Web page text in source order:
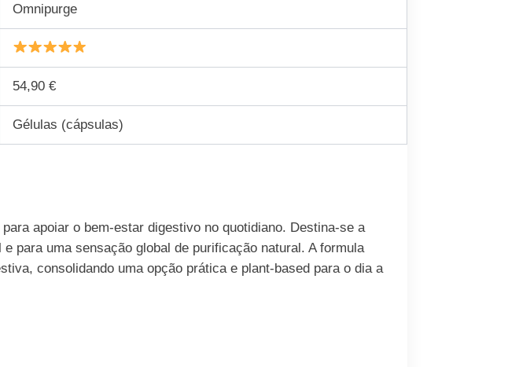
Omnipurge
54,90 €
Gélulas (cápsulas)
apoiar o bem-estar digestivo no quotidiano. Destina-se a
para uma sensação global de purificação natural. A formula
consolidando uma opção prática e plant-based para o dia a